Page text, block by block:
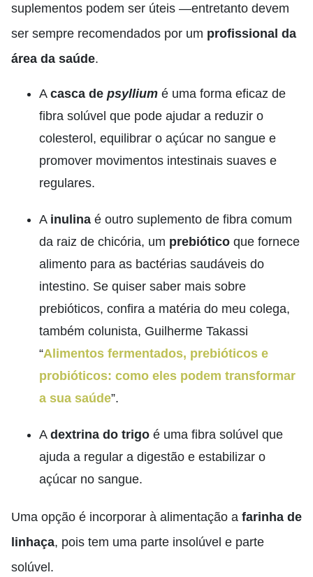
suplementos podem ser úteis —entretanto devem
ser sempre recomendados por um profissional da
área da saúde.
A casca de psyllium é uma forma eficaz de
fibra solúvel que pode ajudar a reduzir o
colesterol, equilibrar o açúcar no sangue e
promover movimentos intestinais suaves e
regulares.
A inulina é outro suplemento de fibra comum
da raiz de chicória, um prebiótico que fornece
alimento para as bactérias saudáveis ​​do
intestino. Se quiser saber mais sobre
prebióticos, confira a matéria do meu colega,
também colunista, Guilherme Takassi
“Alimentos fermentados, prebióticos e
probióticos: como eles podem transformar
a sua saúde”.
A dextrina do trigo é uma fibra solúvel que
ajuda a regular a digestão e estabilizar o
açúcar no sangue.
Uma opção é incorporar à alimentação a farinha de
linhaça, pois tem uma parte insolúvel e parte
solúvel.